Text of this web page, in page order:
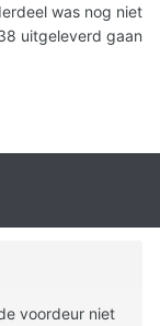
was nog niet
uitgeleverd gaan
voordeur niet